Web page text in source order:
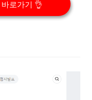
로가기 👌